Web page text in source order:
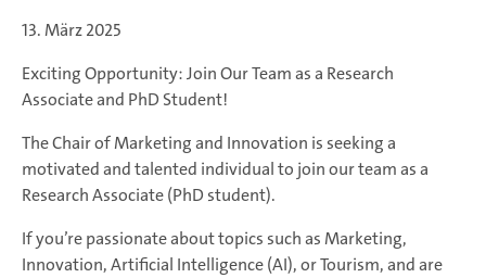
13. März 2025
Exciting Opportunity: Join Our Team as a Research
Associate and PhD Student!
The Chair of Marketing and Innovation is seeking a
motivated and talented individual to join our team as a
Research Associate (PhD student).
If you’re passionate about topics such as Marketing,
Innovation, Artificial Intelligence (AI), or Tourism, and are